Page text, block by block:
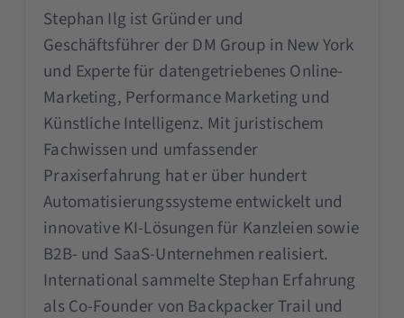
Stephan Ilg ist Gründer und
Geschäftsführer der DM Group in New York
und Experte für datengetriebenes Online-
Marketing, Performance Marketing und
Künstliche Intelligenz. Mit juristischem
Fachwissen und umfassender
Praxiserfahrung hat er über hundert
Automatisierungssysteme entwickelt und
innovative KI-Lösungen für Kanzleien sowie
B2B- und SaaS-Unternehmen realisiert.
International sammelte Stephan Erfahrung
als Co-Founder von Backpacker Trail und